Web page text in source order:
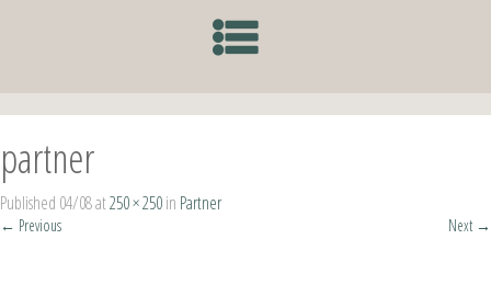
partner
Published 04/08at250 × 250in Partner
← Previous Next →